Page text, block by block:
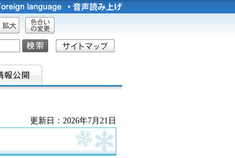
拡大
色合い
更新日：2026年7月21日